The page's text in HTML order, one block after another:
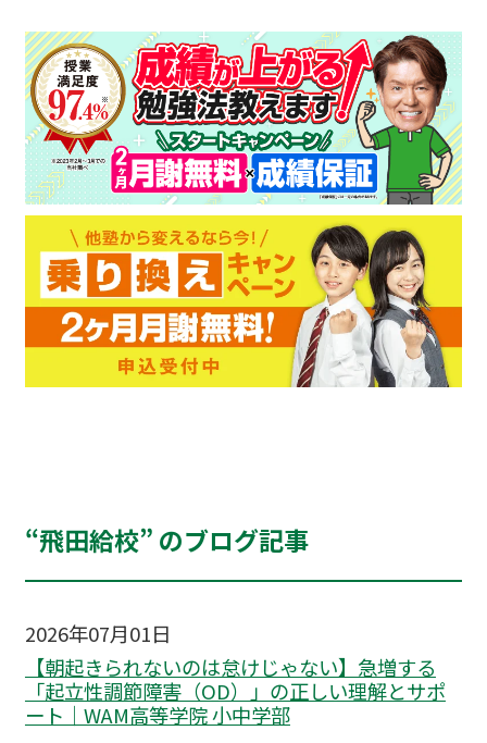
“飛田給校” のブログ記事
2026年07月01日
【朝起きられないのは怠けじゃない】急増する
「起立性調節障害（OD）」の正しい理解とサポ
ート｜WAM高等学院 小中学部